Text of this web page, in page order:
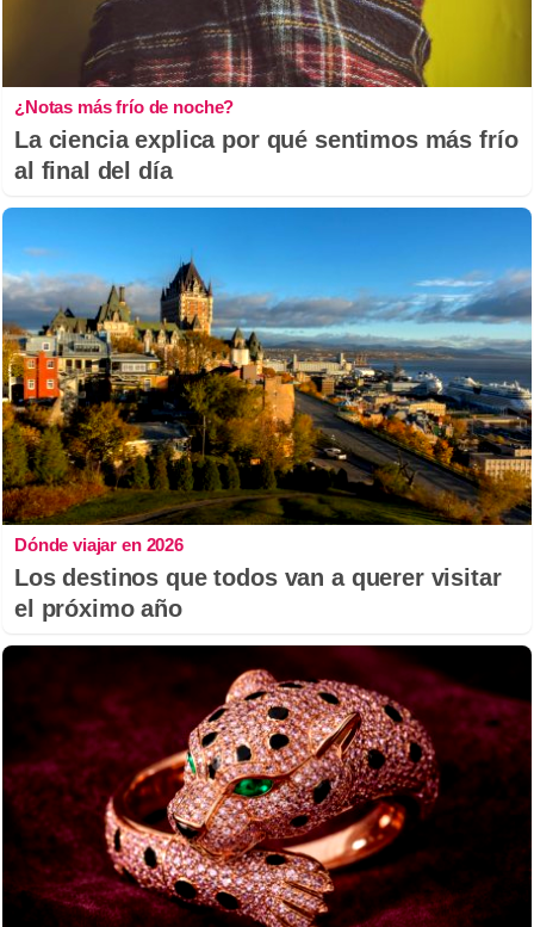
¿Notas más frío de noche?
La ciencia explica por qué sentimos más frío
al final del día
Dónde viajar en 2026
Los destinos que todos van a querer visitar
el próximo año